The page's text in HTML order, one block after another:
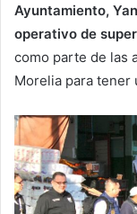
Ayuntamiento,
operativo de
como parte de las
Morelia para tener